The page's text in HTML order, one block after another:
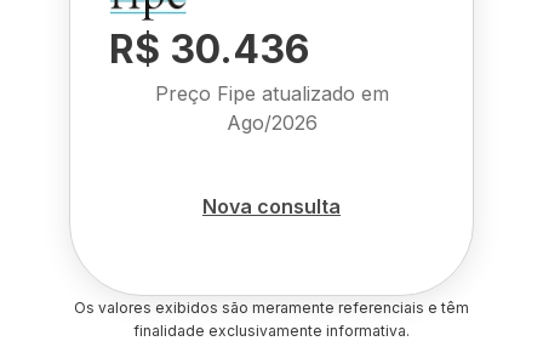
R$ 30.436
Preço Fipe atualizado em
Ago/2026
Nova consulta
Os valores exibidos são meramente referenciais e têm
finalidade exclusivamente informativa.